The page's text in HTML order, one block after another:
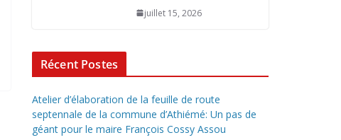
juillet 15, 2026
Récent Postes
Atelier d’élaboration de la feuille de route
septennale de la commune d’Athiémé: Un pas de
géant pour le maire François Cossy Assou